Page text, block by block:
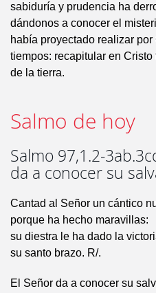
sabiduría y prudencia ha
dándonos a conocer el
había proyectado realizar
tiempos: recapitular en
de la tierra.
Salmo de hoy
Salmo 97,1.2-
da a conocer su
Cantad al Señor un cántico
porque ha hecho maravillas:
su diestra le ha dado la
su santo brazo. R/.
El Señor da a conocer su